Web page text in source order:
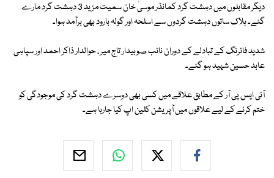
دیگر مقابلوں میں دہشت گرد کمانڈر موسیٰ خان سمیت مزید 3 دہشت گرد مارے
گئے۔ ہلاک ساتوں دہشت گردوں سے اسلحہ اور گولہ بارود بھی برآمد ہوا۔
شدید فائرنگ کے تبادلے کے دوران نائب صوبیدار تاج میر ، حوالدار ذاکر احمد اور سپاہی
عابد حسین شہید ہو گئے۔
آئی ایس پی آر کے مطابق علاقے میں کسی بھی دوسرے دہشت گرد کی موجودگی کو
ختم کرنے کے لیے علاقوں میں آپریشن کلین اپ کیا جارہا ہے۔